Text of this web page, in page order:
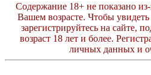
Содержание 18+ не показано
Вашем возрасте. Чтобы увидеть
зарегистрируйтесь на сайте,
возраст 18 лет и более.
личных данных и